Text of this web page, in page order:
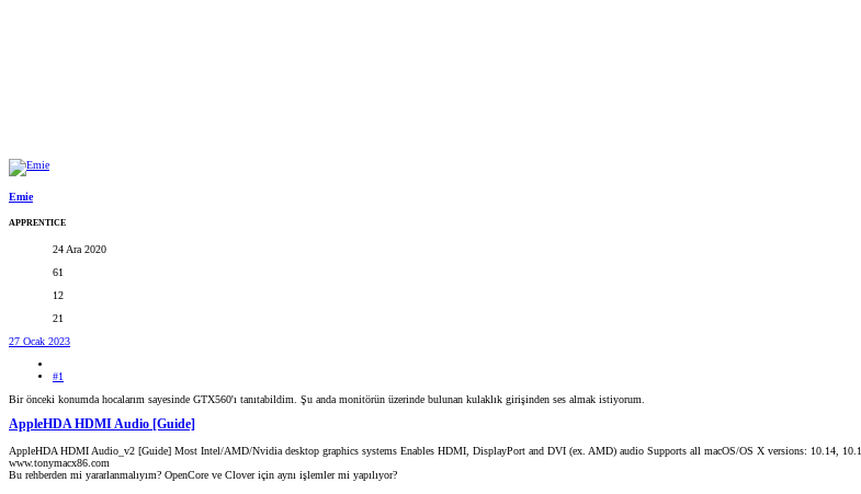
Emie
APPRENTICE
24 Ara 2020
61
12
21
27 Ocak 2023
#1
Bir önceki konumda hocalarım sayesinde GTX560'ı tanıtabildim. Şu anda monitörün üzerinde bulunan kulaklık girişinden ses almak istiyorum.
AppleHDA HDMI Audio [Guide]
AppleHDA HDMI Audio_v2 [Guide] Most Intel/AMD/Nvidia desktop graphics systems Enables HDMI, DisplayPort and DVI (ex. AMD) audio Supports all macOS/OS X versions: 10.14,
www.tonymacx86.com
Bu rehberden mi yararlanmalıyım? OpenCore ve Clover için aynı işlemler mi yapılıyor?